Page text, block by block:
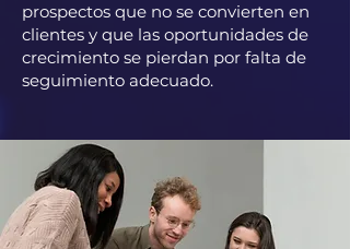
prospectos que no se convierten en
clientes y que las oportunidades de
crecimiento se pierdan por falta de
seguimiento adecuado.